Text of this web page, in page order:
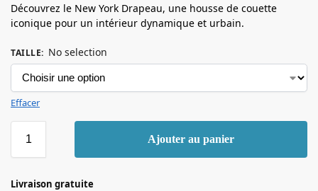
Découvrez le New York Drapeau, une housse de couette
iconique pour un intérieur dynamique et urbain.
TAILLE: No selection
Effacer
Ajouter au panier
Livraison gratuite